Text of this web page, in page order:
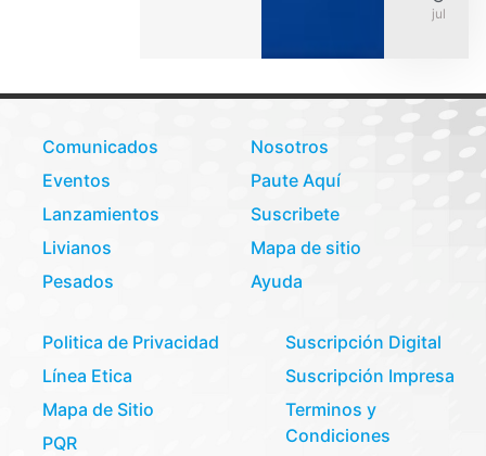
julio 31,
Comunicados
Eventos
Lanzamientos
Livianos
Pesados
Nosotros
Paute Aquí
Suscribete
Mapa de sitio
Ayuda
Politica de Privacidad
Línea Etica
Mapa de Sitio
PQR
Suscripción Digital
Suscripción Impresa
Terminos y
Condiciones